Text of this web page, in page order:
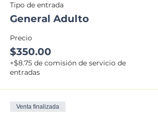
Tipo de entrada
General Adulto
Precio
$350.00
+$8.75 de comisión de servicio de
entradas
Venta finalizada